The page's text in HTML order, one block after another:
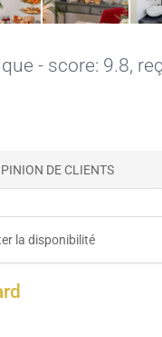
- score: 9.8,
DE CLIENTS
la disponibilité